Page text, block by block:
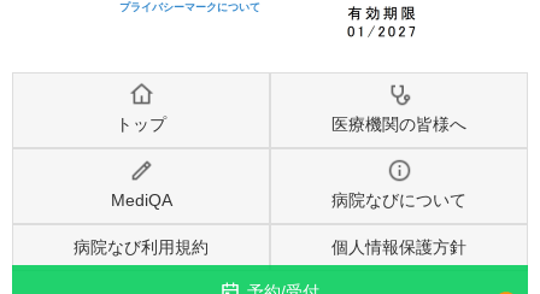
プライバシーマークについて
トップ 医療機関の皆様へ
MediQA 病院なびについて
病院なび利用規約 個人情報保護方針